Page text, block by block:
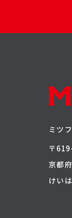
ミツ
〒
京都
けい